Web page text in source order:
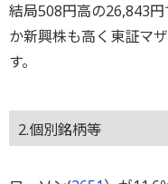
結局508円高の26,843
か新興株も高く東証マ
す。
2.個別銘柄等